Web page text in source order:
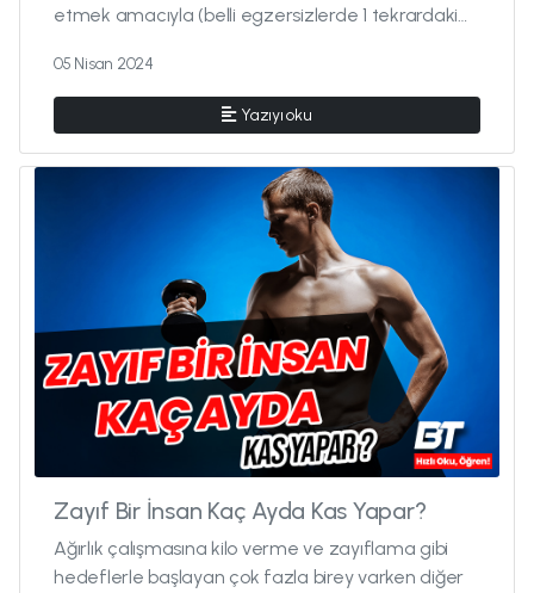
etmek amacıyla (belli egzersizlerde 1 tekrardaki
05 Nisan 2024
Yazıyı oku
Zayıf Bir İnsan Kaç Ayda Kas Yapar?
Ağırlık çalışmasına kilo verme ve zayıflama gibi
hedeflerle başlayan çok fazla birey varken diğer